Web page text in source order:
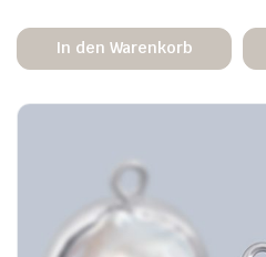
In den Warenkorb